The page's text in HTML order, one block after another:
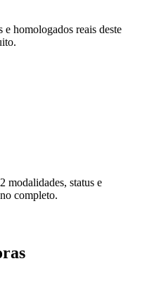
e homologados reais deste
modalidades, status e
completo.